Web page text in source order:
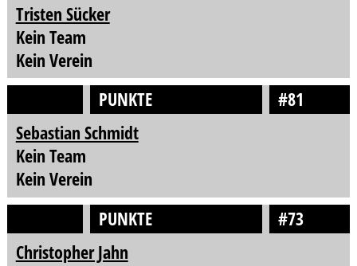
Tristen Sücker
Kein Team
Kein Verein
PUNKTE
#81
Sebastian Schmidt
Kein Team
Kein Verein
PUNKTE
#73
Christopher Jahn